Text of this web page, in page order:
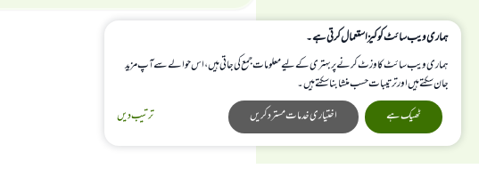
ہماری ویب سائٹ کوکیز استعمال کرتی ہے۔
ہماری ویب سائٹ کا وزٹ کرنے پر بہتری کے لیے معلومات جمع کی جاتی ہیں، اس حوالے سے آپ مزید
جان سکتے ہیں اور ترتیبات حسب منشا بنا سکتے ہیں۔
ترتیب دیں
اختیاری خدمات مسترد کریں ٹھیک ہے